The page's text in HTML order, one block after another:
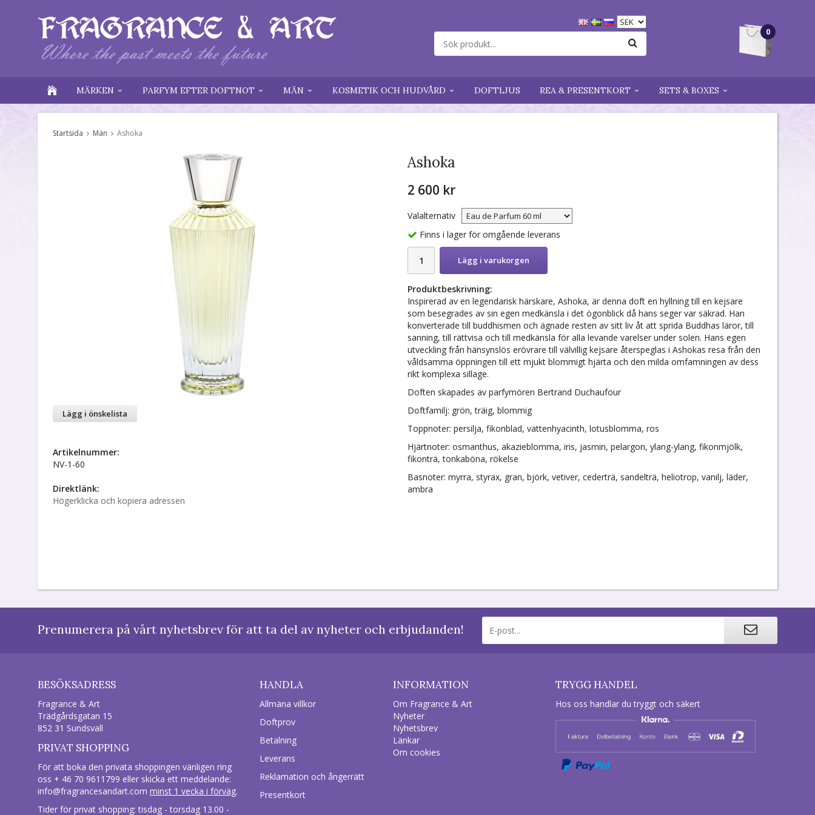
0
MÄRKEN PARFYM EFTER DOFTNOT MÄN KOSMETIK OCH HUDVÅRD DOFTLJUS REA & PRESENTKORT SETS & BOXES
Startsida Män Ashoka
Ashoka
2 600 kr
Valalternativ
Finns i lager för omgående leverans
Lägg i varukorgen
Produktbeskrivning:
Inspirerad av en legendarisk härskare, Ashoka, är denna doft en hyllning till en kejsare
som besegrades av sin egen medkänsla i det ögonblick då hans seger var säkrad. Han
konverterade till buddhismen och ägnade resten av sitt liv åt att sprida Buddhas läror, till
sanning, till rättvisa och till medkänsla för alla levande varelser under solen. Hans egen
utveckling från hänsynslös erövrare till välvillig kejsare återspeglas i Ashokas resa från den
våldsamma öppningen till ett mjukt blommigt hjärta och den milda omfamningen av dess
rikt komplexa sillage.
Doften skapades av parfymören Bertrand Duchaufour
Doftfamilj: grön, träig, blommig
Toppnoter: persilja, fikonblad, vattenhyacinth, lotusblomma, ros
Hjärtnoter: osmanthus, akazieblomma, iris, jasmin, pelargon, ylang-ylang, fikonmjölk,
fikonträ, tonkaböna, rökelse
Basnoter: myrra, styrax, gran, björk, vetiver, cederträ, sandelträ, heliotrop, vanilj, läder,
ambra
Lägg i önskelista
Artikelnummer:
NV-1-60
Direktlänk:
Högerklicka och kopiera adressen
Prenumerera på vårt nyhetsbrev för att ta del av nyheter och erbjudanden!
BESÖKSADRESS
Fragrance & Art
Trädgårdsgatan 15
852 31 Sundsvall
PRIVAT SHOPPING
För att boka den privata shoppingen vänligen ring
oss + 46 70 9611799 eller skicka ett meddelande:
info@fragrancesandart.com minst 1 vecka i förväg.
Tider för privat shopping: tisdag - torsdag 13.00 -
HANDLA
Allmäna villkor
Doftprov
Betalning
Leverans
Reklamation och ångerrätt
Presentkort
INFORMATION
Om Fragrance & Art
Nyheter
Nyhetsbrev
Länkar
Om cookies
TRYGG HANDEL
Hos oss handlar du tryggt och säkert